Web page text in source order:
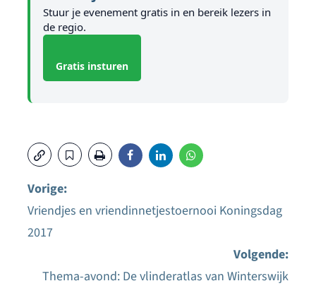
Stuur je evenement gratis in en bereik lezers in
de regio.
Gratis insturen
Bericht
Vorige:
Vriendjes en vriendinnetjestoernooi Koningsdag
2017
Volgende:
Thema-avond: De vlinderatlas van Winterswijk